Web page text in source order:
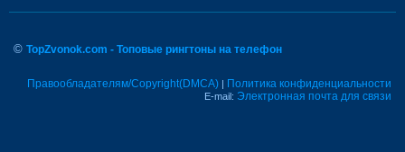
© TopZvonok.com - Топовые рингтоны на телефон
Правообладателям/Copyright(DMCA) | Политика конфиденциальности
E-mail: Электронная почта для связи